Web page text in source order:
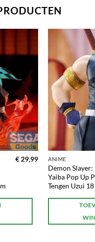
Toevoegen
verlanglijst
€ 29,99 ANIME
Demon
Yaiba Pop Up
Tengen Uzui